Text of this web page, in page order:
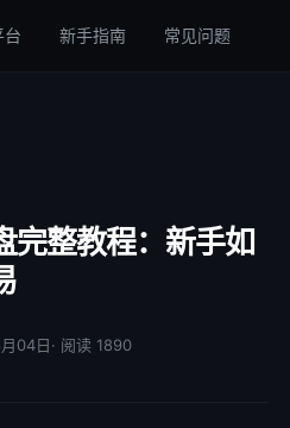
台 新手指南 常见问题
完整教程：新手如
04日· 阅读 1890